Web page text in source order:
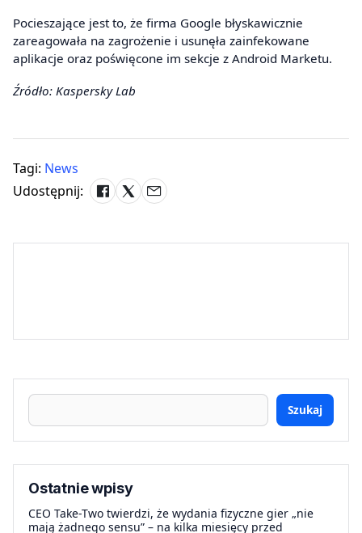
Pocieszające jest to, że firma Google błyskawicznie
zareagowała na zagrożenie i usunęła zainfekowane
aplikacje oraz poświęcone im sekcje z Android Marketu.
Źródło: Kaspersky Lab
Tagi: News
Udostępnij:
Szukaj
Ostatnie wpisy
CEO Take-Two twierdzi, że wydania fizyczne gier „nie
mają żadnego sensu” – na kilka miesięcy przed